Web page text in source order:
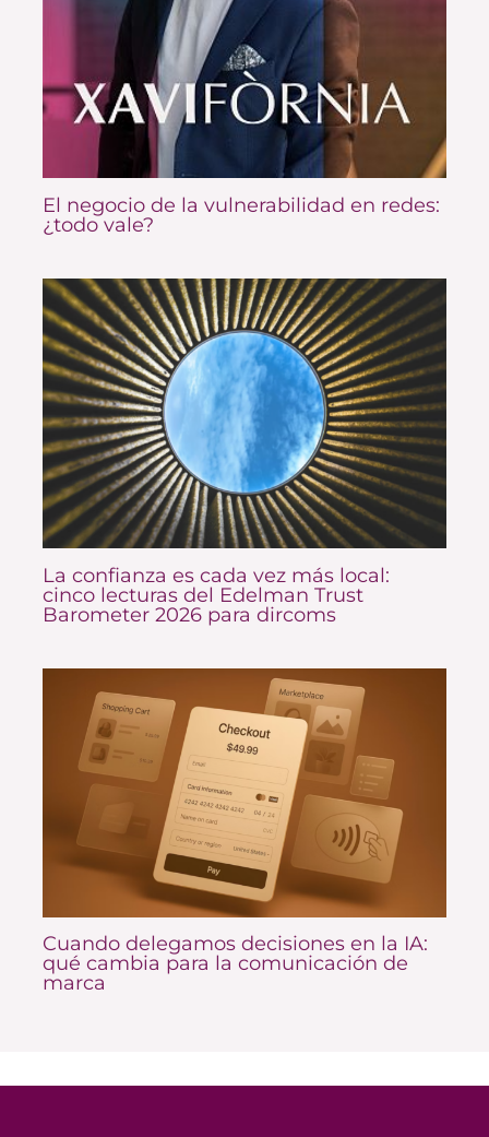
El negocio de la vulnerabilidad en redes:
¿todo vale?
La confianza es cada vez más local:
cinco lecturas del Edelman Trust
Barometer 2026 para dircoms
Cuando delegamos decisiones en la IA:
qué cambia para la comunicación de
marca